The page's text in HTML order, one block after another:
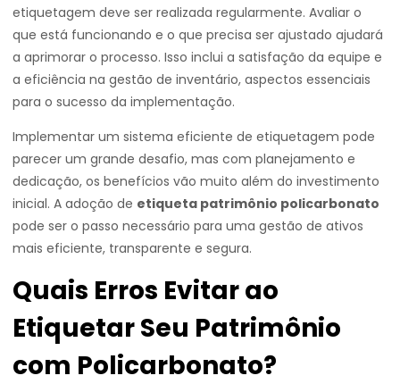
etiquetagem deve ser realizada regularmente. Avaliar o
que está funcionando e o que precisa ser ajustado ajudará
a aprimorar o processo. Isso inclui a satisfação da equipe e
a eficiência na gestão de inventário, aspectos essenciais
para o sucesso da implementação.
Implementar um sistema eficiente de etiquetagem pode
parecer um grande desafio, mas com planejamento e
dedicação, os benefícios vão muito além do investimento
inicial. A adoção de etiqueta patrimônio policarbonato
pode ser o passo necessário para uma gestão de ativos
mais eficiente, transparente e segura.
Quais Erros Evitar ao
Etiquetar Seu Patrimônio
com Policarbonato?